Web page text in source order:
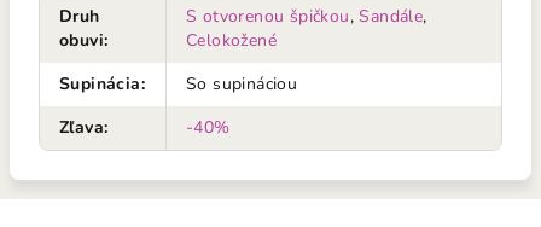
Druh
obuvi:
S otvorenou špičkou,Sandále,
Celokožené
Supinácia:
So supináciou
Zľava: -40%